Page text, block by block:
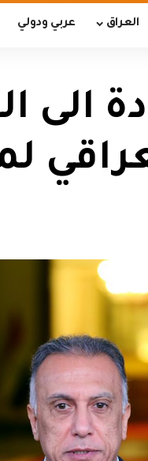
العراق عربي ودولي
الى